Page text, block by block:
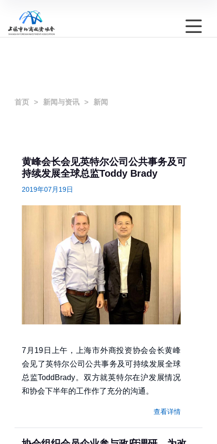
首页 新闻与资讯 新闻
黄峰会长会见英特尔公司公共事务及可
持续发展全球总监Toddy Brady
2019年07月19日
7月19日上午，上海市外商投资协会会长黄峰
会见了英特尔公司公共事务及可持续发展全球
总监ToddBrady。双方就英特尔在沪发展情况
和协会下半年的工作作了充分的沟通。
查看详情